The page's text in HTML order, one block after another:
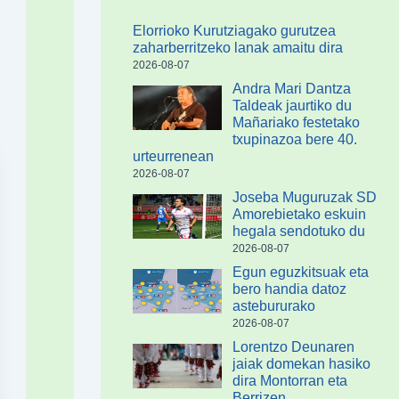
Elorrioko Kurutziagako gurutzea
zaharberritzeko lanak amaitu dira
2026-08-07
Andra Mari Dantza
Taldeak jaurtiko du
Mañariako festetako
txupinazoa bere 40.
urteurrenean
2026-08-07
Joseba Muguruzak SD
Amorebietako eskuin
hegala sendotuko du
2026-08-07
Egun eguzkitsuak eta
bero handia datoz
astebururako
2026-08-07
Lorentzo Deunaren
jaiak domekan hasiko
dira Montorran eta